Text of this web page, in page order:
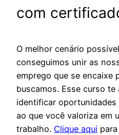
com
O melhor cenário
conseguimos unir as
emprego que se encaixe
buscamos. Esse curso
identificar oportunidades
ao que você valoriza em
trabalho. Clique aqui